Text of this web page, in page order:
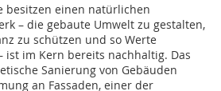
besitzen einen natürlichen
– die gebaute Umwelt zu gestalten,
zu schützen und so Werte
ist im Kern bereits nachhaltig. Das
Sanierung von Gebäuden
an Fassaden, einer der